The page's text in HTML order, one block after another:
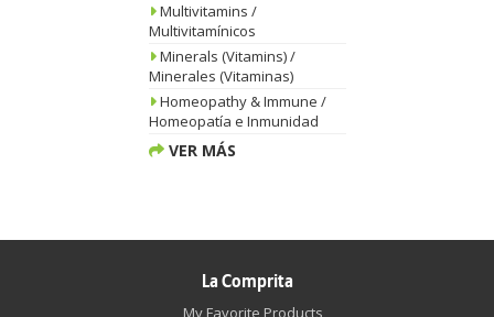
Multivitamins /
Multivitamínicos
Minerals (Vitamins) /
Minerales (Vitaminas)
Homeopathy & Immune /
Homeopatía e Inmunidad
VER MÁS
La Comprita
My Favorite Products